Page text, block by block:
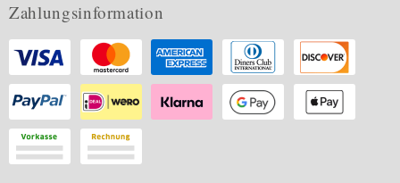
Zahlungsinformation